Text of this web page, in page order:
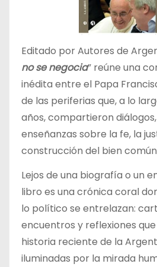
Editado por Autores de
no se negocia” reúne una
inédita entre el Papa
de las periferias que, a lo
años, compartieron
enseñanzas sobre la fe, la
construcción del bien
Lejos de una biografía o un
libro es una crónica coral
lo político se entrelazan:
encuentros y reflexiones
historia reciente de la
iluminadas por la mirada